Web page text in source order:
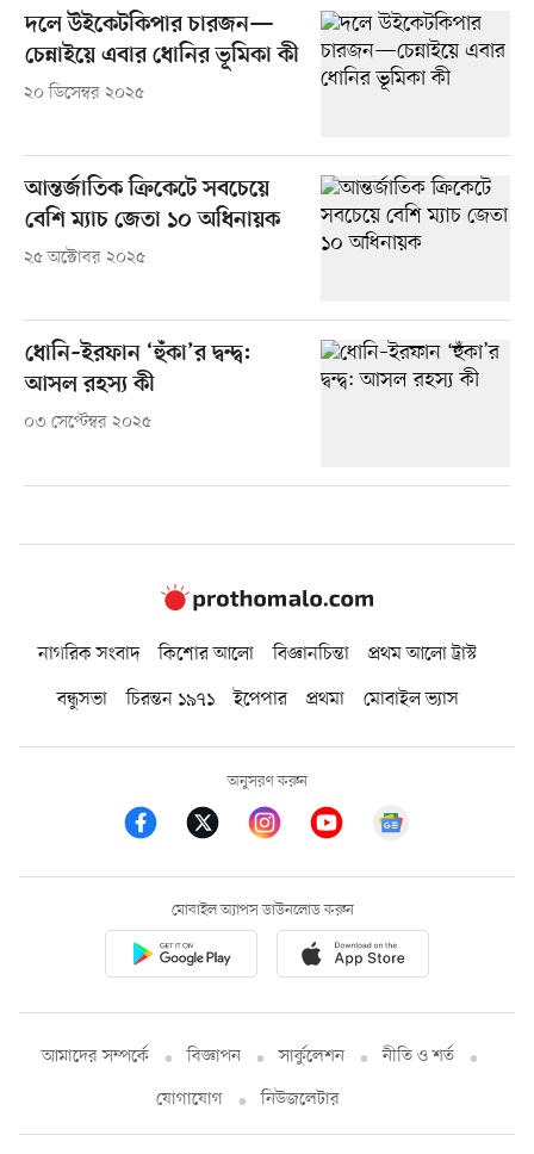
দলে উইকেটকিপার চারজন—
চেন্নাইয়ে এবার ধোনির ভূমিকা কী
২০ ডিসেম্বর ২০২৫
আন্তর্জাতিক ক্রিকেটে সবচেয়ে
বেশি ম্যাচ জেতা ১০ অধিনায়ক
২৫ অক্টোবর ২০২৫
ধোনি–ইরফান ‘হুঁকা’র দ্বন্দ্ব:
আসল রহস্য কী
০৩ সেপ্টেম্বর ২০২৫
নাগরিক সংবাদ কিশোর আলো বিজ্ঞানচিন্তা
প্রথম আলো ট্রাস্ট
বন্ধুসভা
চিরন্তন ১৯৭১ ইপেপার প্রথমা মোবাইল ভ্যাস
অনুসরণ করুন
মোবাইল অ্যাপস ডাউনলোড করুন
আমাদের সম্পর্কে বিজ্ঞাপন সার্কুলেশন
নীতি ও শর্ত
যোগাযোগ
নিউজলেটার